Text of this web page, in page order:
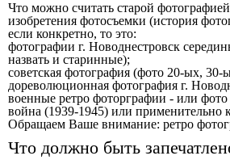
Что можно считать старой
изобретения фотосъемки (история
если конкретно, то это:
фотографии г. Новоднестровск
назвать и старинные);
советская фотография (фото 20-ых,
дореволюционная фотография г.
военные ретро фоторграфии - или
война (1939-1945) или применительно
Обращаем Ваше внимание: ретро
Что должно быть